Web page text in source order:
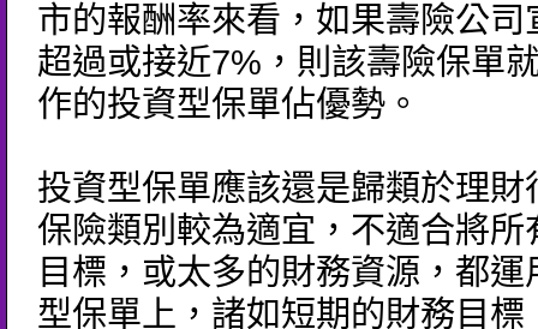
市的報酬率來看，如果壽險公司
超過或接近7%，則該壽險保單
作的投資型保單佔優勢。
投資型保單應該還是歸類於理財
保險類別較為適宜，不適合將所
目標，或太多的財務資源，都運
型保單上，諸如短期的財務目標